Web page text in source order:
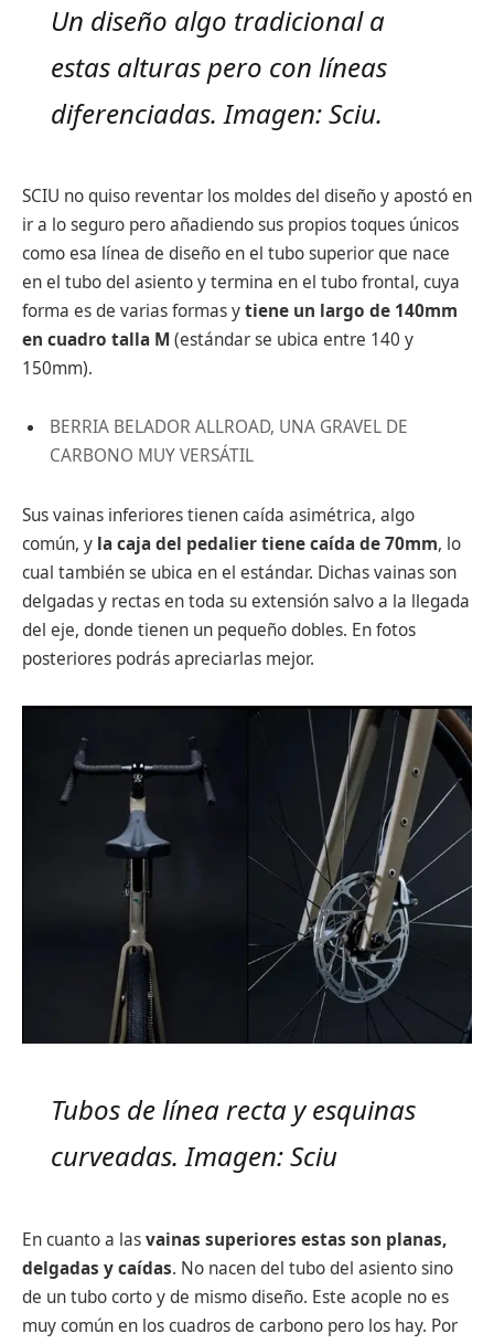
Un diseño algo tradicional a
estas alturas pero con líneas
diferenciadas. Imagen: Sciu.
SCIU no quiso reventar los moldes del diseño y apostó en
ir a lo seguro pero añadiendo sus propios toques únicos
como esa línea de diseño en el tubo superior que nace
en el tubo del asiento y termina en el tubo frontal, cuya
forma es de varias formas ytiene un largo de 140mm
en cuadro talla M (estándar se ubica entre 140 y
150mm).
BERRIA BELADOR ALLROAD, UNA GRAVEL DE
CARBONO MUY VERSÁTIL
Sus vainas inferiores tienen caída asimétrica, algo
común, y la caja del pedalier tiene caída de 70mm, lo
cual también se ubica en el estándar. Dichas vainas son
delgadas y rectas en toda su extensión salvo a la llegada
del eje, donde tienen un pequeño dobles. En fotos
posteriores podrás apreciarlas mejor.
Tubos de línea recta y esquinas
curveadas. Imagen: Sciu
En cuanto a lasvainas superiores estas son planas,
delgadas y caídas. No nacen del tubo del asiento sino
de un tubo corto y de mismo diseño. Este acople no es
muy común en los cuadros de carbono pero los hay. Por